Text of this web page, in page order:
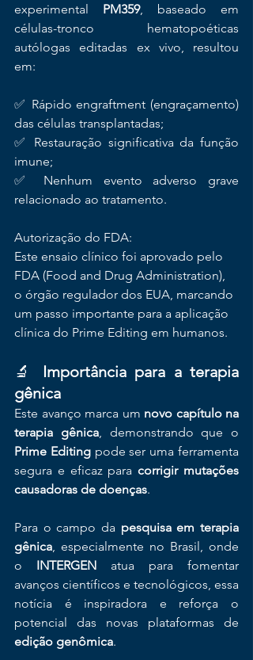
experimental PM359, baseado em
células-tronco hematopoéticas
autólogas editadas ex vivo, resultou
em:
✅ Rápido engraftment (engraçamento)
das células transplantadas;
✅ Restauração significativa da função
imune;
✅ Nenhum evento adverso grave
relacionado ao tratamento.
Autorização do FDA:
Este ensaio clínico foi aprovado pelo
FDA (Food and Drug Administration),
o órgão regulador dos EUA, marcando
um passo importante para a aplicação
clínica do Prime Editing em humanos.
🔬 Importância para a terapia
gênica
Este avanço marca um novo capítulo na
terapia gênica
Prime Editing pode ser uma ferramenta
segura e eficaz para corrigir mutações
causadoras de doenças.
Para o campo da pesquisa em terapia
gênica, especialmente no Brasil, onde
o INTERGEN atua para fomentar
avanços científicos e tecnológicos, essa
notícia é inspiradora e reforça o
edição genômica.